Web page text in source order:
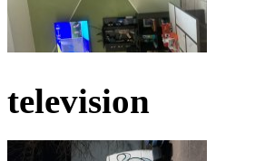
television